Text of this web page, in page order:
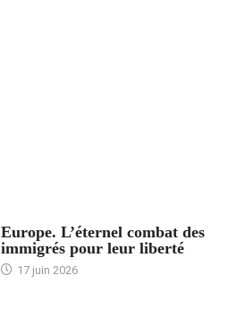
Europe. L’éternel combat des
immigrés pour leur liberté
17 juin 2026